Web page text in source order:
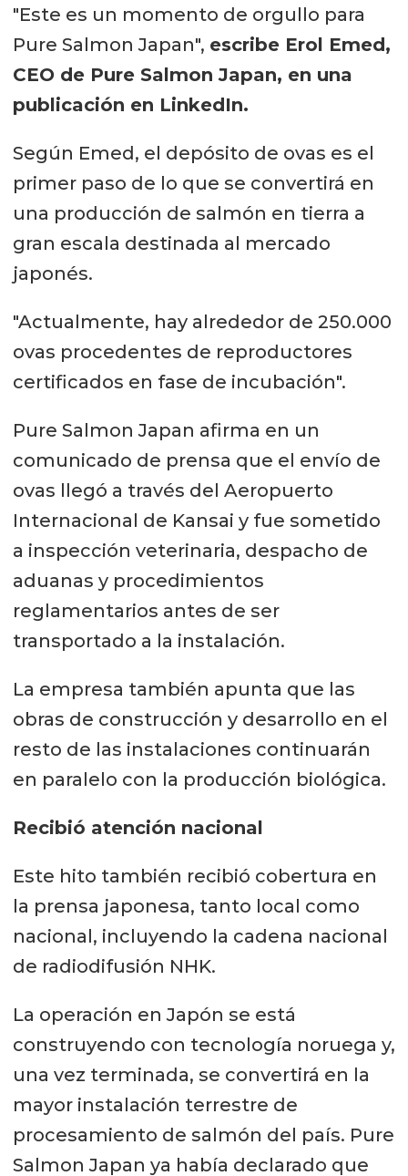
"Este es un momento de orgullo para
Pure Salmon Japan", escribe Erol Emed,
CEO de Pure Salmon Japan, en una
publicación en LinkedIn.
Según Emed, el depósito de ovas es el
primer paso de lo que se convertirá en
una producción de salmón en tierra a
gran escala destinada al mercado
japonés.
"Actualmente, hay alrededor de 250.000
ovas procedentes de reproductores
certificados en fase de incubación".
Pure Salmon Japan afirma en un
comunicado de prensa que el envío de
ovas llegó a través del Aeropuerto
Internacional de Kansai y fue sometido
a inspección veterinaria, despacho de
aduanas y procedimientos
reglamentarios antes de ser
transportado a la instalación.
La empresa también apunta que las
obras de construcción y desarrollo en el
resto de las instalaciones continuarán
en paralelo con la producción biológica.
Recibió atención nacional
Este hito también recibió cobertura en
la prensa japonesa, tanto local como
nacional, incluyendo la cadena nacional
de radiodifusión NHK.
La operación en Japón se está
construyendo con tecnología noruega y,
una vez terminada, se convertirá en la
mayor instalación terrestre de
procesamiento de salmón del país. Pure
Salmon Japan ya había declarado que